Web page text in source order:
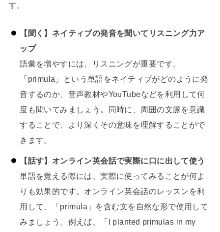
す。
【聞く】ネイティブの発音を聞いてリスニング力ア
ップ
語彙を増やすには、リスニングが重要です。
「primula」という単語をネイティブがどのように発
音するのか、音声教材やYouTubeなどを利用して何
度も聞いてみましょう。同時に、周囲の文脈を意識
することで、より深くその意味を理解することがで
きます。
【話す】オンライン英会話で実際に口に出して使う
単語を覚える際には、実際に使ってみることが何よ
りも効果的です。オンライン英会話のレッスンを利
用して、「primula」を含む文を自然な形で使用して
みましょう。例えば、「I planted primulas in my